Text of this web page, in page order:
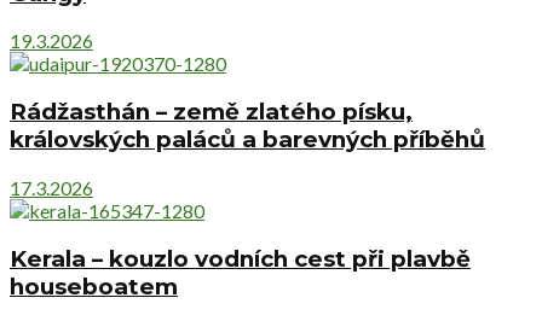
19.3.2026
Rádžasthán – země zlatého písku,
královských paláců a barevných příběhů
17.3.2026
Kerala – kouzlo vodních cest při plavbě
houseboatem